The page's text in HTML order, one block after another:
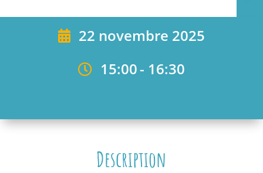
22 novembre 2025
15:00- 16:30
Description